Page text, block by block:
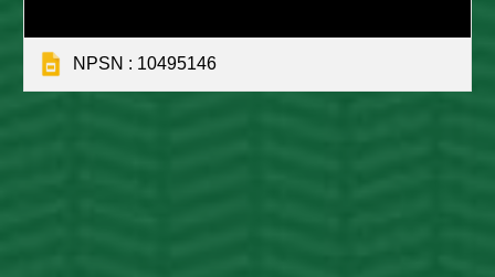
NPSN : 10495146